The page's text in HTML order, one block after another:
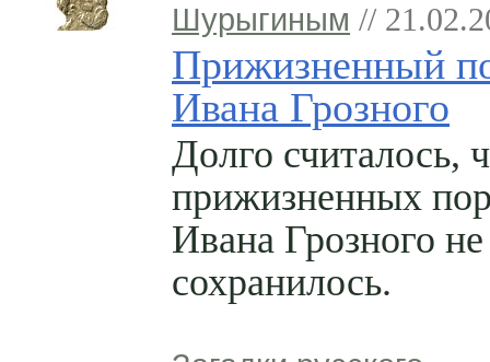
Шурыгиным //
Прижизненный
Ивана Грозного
Долго считалось,
прижизненных
Ивана Грозного не
сохранилось.